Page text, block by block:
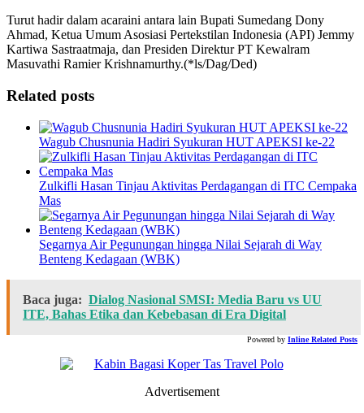
Turut hadir dalam acaraini antara lain Bupati Sumedang Dony
Ahmad, Ketua Umum Asosiasi Pertekstilan Indonesia (API) Jemmy
Kartiwa Sastraatmaja, dan Presiden Direktur PT Kewalram
Masuvathi Ramier Krishnamurthy.(*ls/Dag/Ded)
Related posts
Wagub Chusnunia Hadiri Syukuran HUT APEKSI ke-22
Zulkifli Hasan Tinjau Aktivitas Perdagangan di ITC Cempaka
Mas
Segarnya Air Pegunungan hingga Nilai Sejarah di Way
Benteng Kedagaan (WBK)
Baca juga: Dialog Nasional SMSI: Media Baru vs UU
ITE, Bahas Etika dan Kebebasan di Era Digital
Powered by Inline Related Posts
Advertisement